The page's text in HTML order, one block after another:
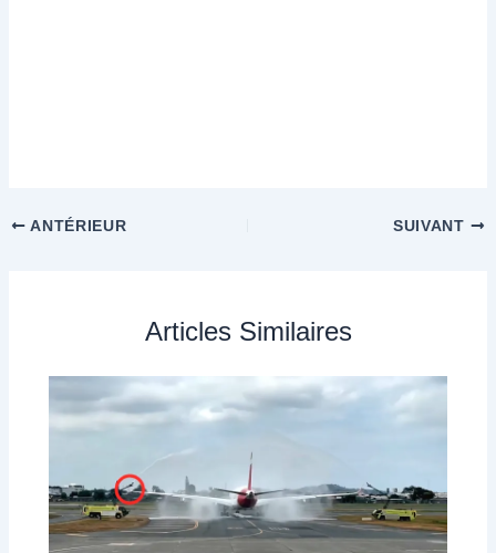
ANTÉRIEUR SUIVANT
Articles Similaires